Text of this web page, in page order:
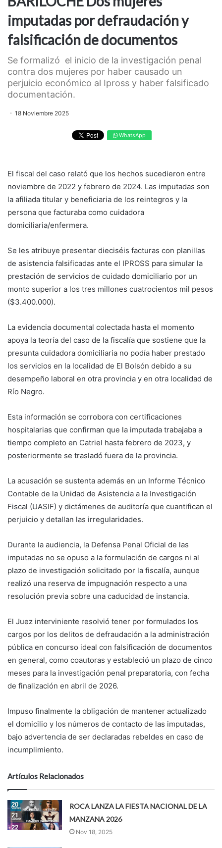
imputadas por defraudación y
falsificación de documentos
Se formalizó el inicio de la investigación penal
contra dos mujeres por haber causado un
perjuicio económico al Ipross y haber falsificado
documentación.
18 Noviembre 2025
WhatsApp
El fiscal del caso relató que los hechos sucedieron entre
noviembre de 2022 y febrero de 2024. Las imputadas son
la afiliada titular y beneficiaria de los reintegros y la
persona que facturaba como cuidadora
domiciliaria/enfermera.
Se les atribuye presentar dieciséis facturas con planillas
de asistencia falsificadas ante el IPROSS para simular la
prestación de servicios de cuidado domiciliario por un
monto superior a los tres millones cuatrocientos mil pesos
($3.400.000).
La evidencia documental colectada hasta el momento
apoya la teoría del caso de la fiscalía que sostiene que la
presunta cuidadora domiciliaria no podía haber prestado
los servicios en la localidad de El Bolsón debido a su
desempeño laboral en otra provincia y en otra localidad de
Río Negro.
Esta información se corrobora con certificaciones
hospitalarias que confirman que la imputada trabajaba a
tiempo completo en Catriel hasta febrero de 2023, y
posteriormente se trasladó fuera de la provincia.
La acusación se sustenta además en un Informe Técnico
Contable de la Unidad de Asistencia a la Investigación
Fiscal (UASIF) y dictámenes de auditoría que cuantifican el
perjuicio y detallan las irregularidades.
Durante la audiencia, la Defensa Penal Oficial de las
imputadas no se opuso a la formulación de cargos ni al
plazo de investigación solicitado por la fiscalía, aunque
realizó una reserva de impugnación respecto a una
resolución previa sobre una caducidad de instancia.
El Juez interviniente resolvió tener por formulados los
cargos por los delitos de defraudación a la administración
pública en concurso ideal con falsificación de documentos
en general, como coautoras y estableció un plazo de cinco
meses para la investigación penal preparatoria, con fecha
de finalización en abril de 2026.
Impuso finalmente la obligación de mantener actualizado
el domicilio y los números de contacto de las imputadas,
bajo advertencia de ser declaradas rebeldes en caso de
incumplimiento.
Artículos Relacionados
ROCA LANZA LA FIESTA NACIONAL DE LA
MANZANA 2026
Nov 18, 2025